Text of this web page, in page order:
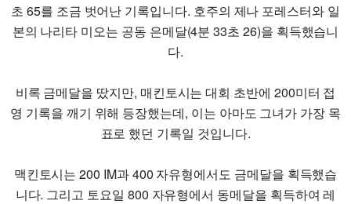
초 65를 조금 벗어난 기록입니다. 호주의 제나 포레스터와 일
본의 나리타 미오는 공동 은메달(4분 33초 26)을 획득했습니
다.
비록 금메달을 땄지만, 매킨토시는 대회 초반에 200미터 접
영 기록을 깨기 위해 등장했는데, 이는 아마도 그녀가 가장 목
표로 했던 기록일 것입니다.
맥킨토시는 200 IM과 400 자유형에서도 금메달을 획득했습
니다. 그리고 토요일 800 자유형에서 동메달을 획득하여 레